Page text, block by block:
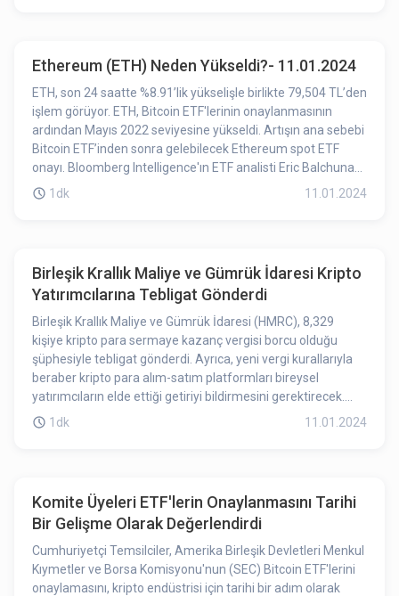
Ethereum (ETH) Neden Yükseldi?- 11.01.2024
ETH, son 24 saatte %8.91’lik yükselişle birlikte 79,504 TL’den
işlem görüyor. ETH, Bitcoin ETF'lerinin onaylanmasının
ardından Mayıs 2022 seviyesine yükseldi. Artışın ana sebebi
Bitcoin ETF’inden sonra gelebilecek Ethereum spot ETF
onayı. Bloomberg Intelligence'ın ETF analisti Eric Balchunas,
bir Ethereum ETF'sinin Mayıs'a kadar %70 olasılıkla
1dk 11.01.2024
Birleşik Krallık Maliye ve Gümrük İdaresi Kripto
Yatırımcılarına Tebligat Gönderdi
Birleşik Krallık Maliye ve Gümrük İdaresi (HMRC), 8,329
kişiye kripto para sermaye kazanç vergisi borcu olduğu
şüphesiyle tebligat gönderdi. Ayrıca, yeni vergi kurallarıyla
beraber kripto para alım-satım platformları bireysel
yatırımcıların elde ettiği getiriyi bildirmesini gerektirecek.
2027'den itibaren kripto ticaret platformları, müşteri
1dk 11.01.2024
Komite Üyeleri ETF'lerin Onaylanmasını Tarihi
Bir Gelişme Olarak Değerlendirdi
Cumhuriyetçi Temsilciler, Amerika Birleşik Devletleri Menkul
Kıymetler ve Borsa Komisyonu'nun (SEC) Bitcoin ETF'lerini
onaylamasını, kripto endüstrisi için tarihi bir adım olarak